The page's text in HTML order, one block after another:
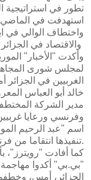
تطور في استراتيجية
استهدفت في
واختطاف الوالي في
وأكدت "الأخبار"
لمجلس شورى
الغربيين في
خالد أبو العباس
مدير الشركة
وفرنسي ورعايا
اسم "عبد الرحيم
تنفيذها انتقاما من فرنسا والدول الداعمة لها في الحرب الحالية.
كما‮ ‬أفادت‮
"‬بي‮.‬بي‮" ‬أكدوا‮
‬الجزائر،‮ ‬أمس،‮